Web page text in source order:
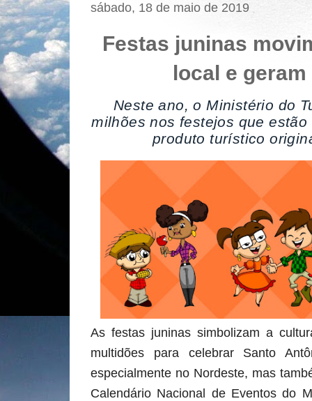
sábado, 18 de maio de 2019
Festas juninas
local e
Neste ano, o Ministério do
milhões nos festejos que
produto turístico
As festas juninas simbolizam a
multidões para celebrar Santo
especialmente no Nordeste, mas
Calendário Nacional de Eventos do